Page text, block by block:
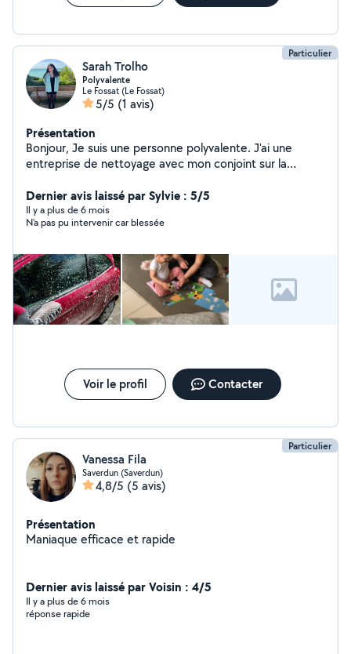
Particulier
Sarah Trolho
Polyvalente
Le Fossat (Le Fossat)
5/5 (1 avis)
Présentation
Bonjour, Je suis une personne polyvalente. J'ai une
entreprise de nettoyage avec mon conjoint sur la
la comptabilité. Assistante sociale.
Dernier avis laissé par Sylvie : 5/5
Il y a plus de 6 mois
N’a pas pu intervenir car blessée
Voir le profil Contacter
Particulier
Vanessa Fila
Saverdun (Saverdun)
4,8/5 (5 avis)
Présentation
Maniaque efficace et rapide
Dernier avis laissé par Voisin : 4/5
Il y a plus de 6 mois
réponse rapide